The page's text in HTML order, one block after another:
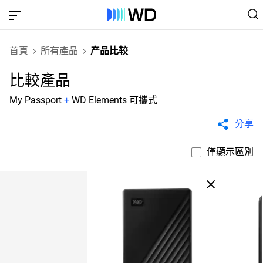
首頁 所有產品 产品比较
比較產品
My Passport + WD Elements 可攜式
分享
僅顯示區別